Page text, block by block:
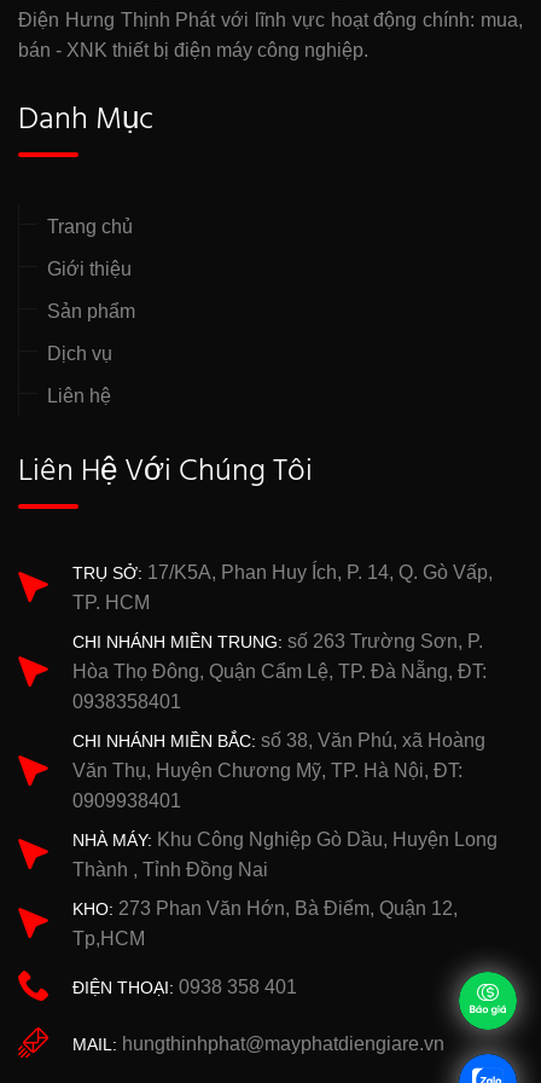
Điện Hưng Thịnh Phát với lĩnh vực hoạt động chính: mua,
bán - XNK thiết bị điện máy công nghiệp.
Danh Mục
Trang chủ
Giới thiệu
Sản phẩm
Dịch vụ
Liên hệ
Liên Hệ Với Chúng Tôi
TRỤ SỞ: 17/K5A, Phan Huy Ích, P. 14, Q. Gò Vấp,
TP. HCM
CHI NHÁNH MIỀN TRUNG: số 263 Trường Sơn, P.
Hòa Thọ Đông, Quận Cẩm Lệ, TP. Đà Nẵng, ĐT:
0938358401
CHI NHÁNH MIỀN BẮC: số 38, Văn Phú, xã Hoàng
Văn Thụ, Huyện Chương Mỹ, TP. Hà Nội, ĐT:
0909938401
NHÀ MÁY: Khu Công Nghiệp Gò Dầu, Huyện Long
Thành , Tỉnh Đồng Nai
KHO: 273 Phan Văn Hớn, Bà Điểm, Quận 12,
Tp,HCM
ĐIỆN THOẠI: 0938 358 401
MAIL: hungthinhphat@mayphatdiengiare.vn